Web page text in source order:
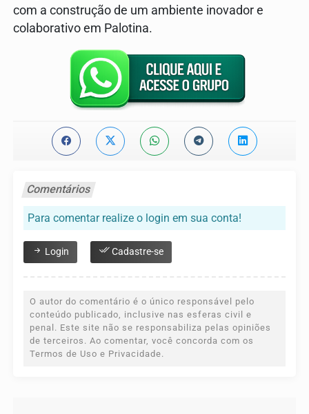
com a construção de um ambiente inovador e
colaborativo em Palotina.
Comentários
Para comentar realize o login em sua conta!
Login Cadastre-se
O autor do comentário é o único responsável pelo
conteúdo publicado, inclusive nas esferas civil e
penal. Este site não se responsabiliza pelas opiniões
de terceiros. Ao comentar, você concorda com os
Termos de Uso e Privacidade.